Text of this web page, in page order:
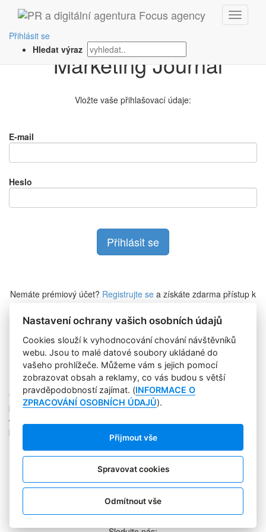
Přihlásit se
Hledat výrazPřihlášení na
Vložte vaše přihlašovací údaje:
E-mail
Heslo
Nemáte prémiový účet? Registrujte se a získáte zdarma přístup k
Zapomněli jste heslo?
Copyright © 2004-2020 Focus Agency, s.r.o. Plné znění licenčních
podmínek. ISSN 1803-957X
Jakékoliv publikování, přebírání nebo šíření obsahu je bez
písemného souhlasu Focus Agency, s.r.o. zakázáno.
RSS 1
Štítky
Zpracování osobních údajů
Kontakt
PR AGENTURA
COOKIES
Nastavení ochrany vašich osobních údajů
Cookies slouží k vyhodnocování chování návštěvníků
webu. Jsou to malé datové soubory ukládané do
vašeho prohlížeče. Můžeme vám s jejich pomocí
zobrazovat obsah a reklamy, co vás budou s větší
pravděpodobností zajímat. (INFORMACE O
ZPRACOVÁNÍ OSOBNÍCH ÚDAJŮ).
Přijmout vše
Spravovat cookies
Odmítnout vše